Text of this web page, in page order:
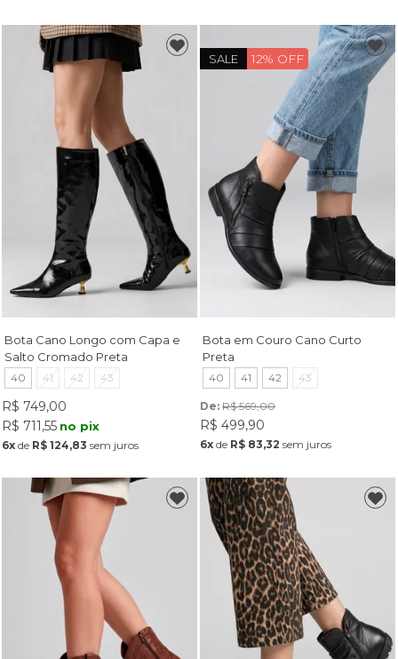
Bota Cano Longo com Capa e
Salto Cromado Preta
40 41 42 43
R$ 749,00
R$ 711,55 no pix
6xde R$ 124,83 sem juros
SALE 12% OFF
Bota em Couro Cano Curto
Preta
40 41 42 43
De: R$ 569,00
R$ 499,90
6x de R$ 83,32 sem juros